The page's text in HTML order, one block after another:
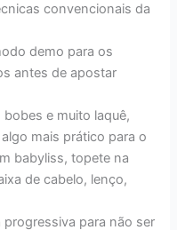
convencionais da
demo para os
antes de apostar
e muito laquê,
mais prático para o
babyliss, topete na
de cabelo, lenço,
para não ser